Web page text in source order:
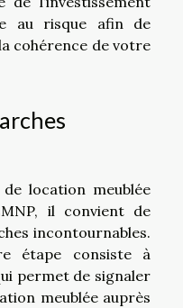
au risque afin de
cohérence de votre
location meublée
il convient de
incontournables.
étape consiste à
permet de signaler
meublée auprès